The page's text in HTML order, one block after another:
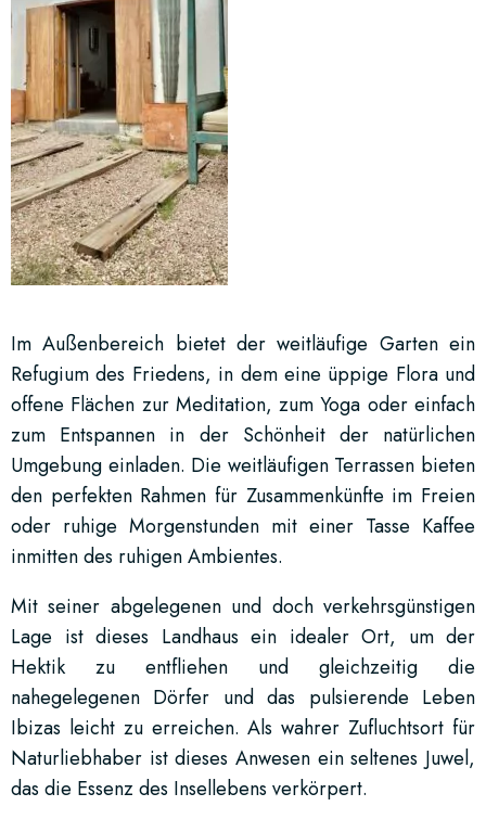
Im Außenbereich bietet der weitläufige Garten ein
Refugium des Friedens, in dem eine üppige Flora und
offene Flächen zur Meditation, zum Yoga oder einfach
zum Entspannen in der Schönheit der natürlichen
Umgebung einladen. Die weitläufigen Terrassen bieten
den perfekten Rahmen für Zusammenkünfte im Freien
oder ruhige Morgenstunden mit einer Tasse Kaffee
inmitten des ruhigen Ambientes.
Mit seiner abgelegenen und doch verkehrsgünstigen
Lage ist dieses Landhaus ein idealer Ort, um der
Hektik zu entfliehen und gleichzeitig die
nahegelegenen Dörfer und das pulsierende Leben
Ibizas leicht zu erreichen. Als wahrer Zufluchtsort für
Naturliebhaber ist dieses Anwesen ein seltenes Juwel,
das die Essenz des Insellebens verkörpert.